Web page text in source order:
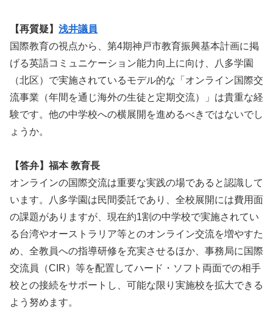
【再質疑】 浅井議員
国際教育の視点から、第4期神戸市教育振興基本計画に掲
げる英語コミュニケーション能力向上に向け、八多学園
（北区）で実施されているモデル的な「オンライン国際交
流事業（年間を通じ海外の生徒と定期交流）」は貴重な経
験です。他の中学校への横展開を進めるべきではないでし
ょうか。
【答弁】福本 教育長
オンラインの国際交流は重要な実践の場であると認識して
います。八多学園は民間委託であり、全校展開には費用面
の課題がありますが、現在約1割の中学校で実施されてい
る台湾やオーストラリア等とのオンライン交流を増やすた
め、全教員への指導研修を充実させるほか、事務局に国際
交流員（CIR）等を配置してハード・ソフト両面での相手
校との接続をサポートし、可能な限り実施校を拡大できる
よう努めます。